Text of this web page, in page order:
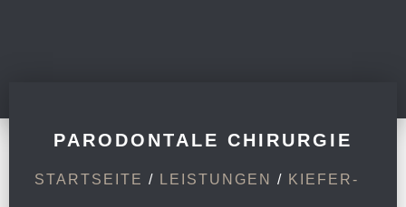
PARODONTALE CHIRURGIE
STARTSEITE / LEISTUNGEN / KIEFER-